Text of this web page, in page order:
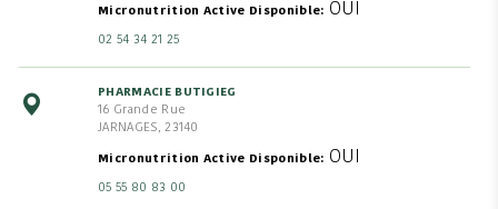
Micronutrition Active Disponible OUI
02 54 34 21 25
PHARMACIE BUTIGIEG
16 Grande Rue
JARNAGES, 23140
Micronutrition Active Disponible OUI
05 55 80 83 00